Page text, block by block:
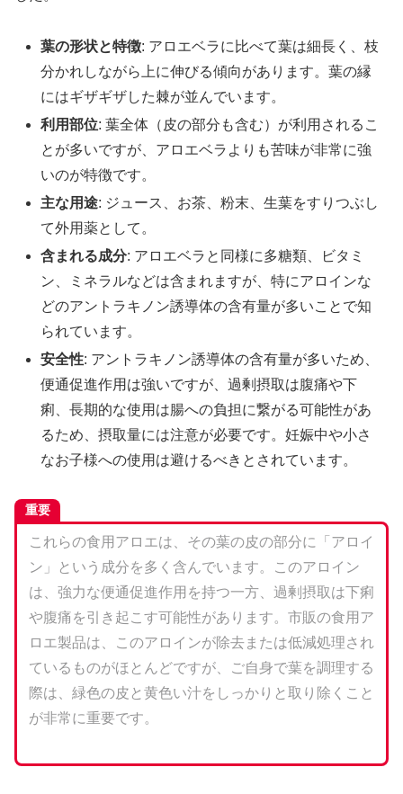
葉の形状と特徴: アロエベラに比べて葉は細長く、枝
分かれしながら上に伸びる傾向があります。葉の縁
にはギザギザした棘が並んでいます。
利用部位: 葉全体（皮の部分も含む）が利用されるこ
とが多いですが、アロエベラよりも苦味が非常に強
いのが特徴です。
主な用途: ジュース、お茶、粉末、生葉をすりつぶし
て外用薬として。
含まれる成分: アロエベラと同様に多糖類、ビタミ
ン、ミネラルなどは含まれますが、特にアロインな
どのアントラキノン誘導体の含有量が多いことで知
られています。
安全性: アントラキノン誘導体の含有量が多いため、
便通促進作用は強いですが、過剰摂取は腹痛や下
痢、長期的な使用は腸への負担に繋がる可能性があ
るため、摂取量には注意が必要です。妊娠中や小さ
なお子様への使用は避けるべきとされています。
重要
これらの食用アロエは、その葉の皮の部分に「アロイ
ン」という成分を多く含んでいます。このアロイン
は、強力な便通促進作用を持つ一方、過剰摂取は下痢
や腹痛を引き起こす可能性があります。市販の食用ア
ロエ製品は、このアロインが除去または低減処理され
ているものがほとんどですが、ご自身で葉を調理する
際は、緑色の皮と黄色い汁をしっかりと取り除くこと
が非常に重要です。